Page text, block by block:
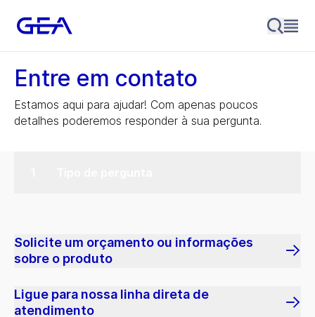
Entre em contato
Estamos aqui para ajudar! Com apenas poucos
detalhes poderemos responder à sua pergunta.
Solicite um orçamento ou informações
sobre o produto
Ligue para nossa linha direta de
atendimento